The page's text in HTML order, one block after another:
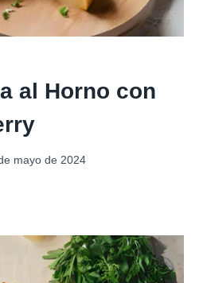
al Horno con
mayo de 2024